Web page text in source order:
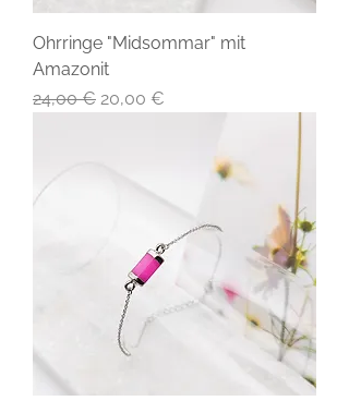
Ohrringe "Midsommar" mit
Amazonit
Standardpreis
24,00 € Sale-Preis
20,00 €